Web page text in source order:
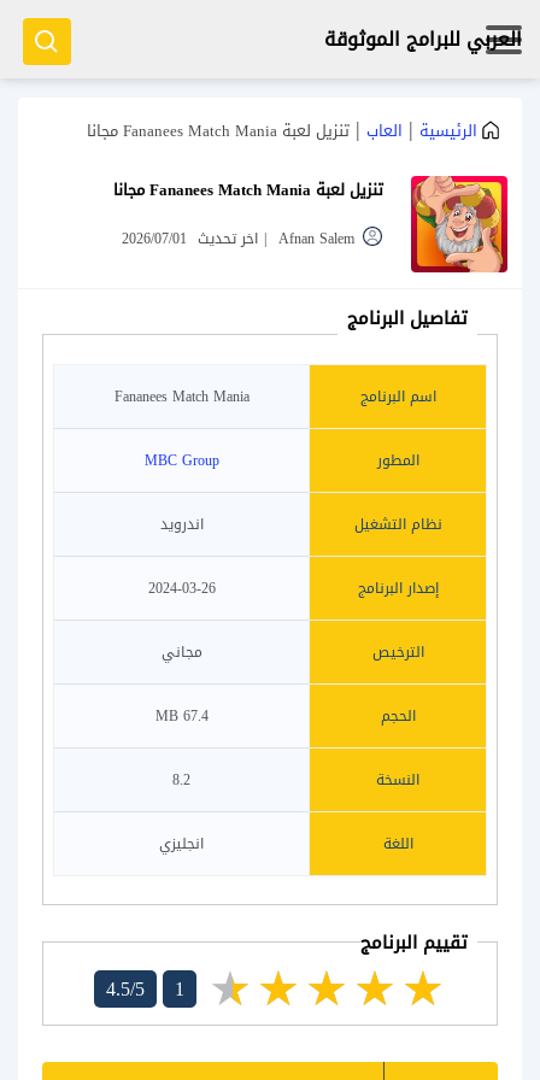
العربي للبرامج الموثوقة
الرئيسية | العاب | تنزيل لعبة Fananees Match Mania مجانا
تنزيل لعبة Fananees Match Mania مجانا
Afnan Salem
| اخر تحديث 2026/07/01
تفاصيل البرنامج
اسم البرنامج Fananees Match Mania
المطور MBC Group
نظام التشغيل اندرويد
إصدار البرنامج 2024-03-26
الترخيص مجاني
الحجم 67.4 MB
النسخة 8.2
اللغة انجليزي
تقييم البرنامج
4.5/5 1